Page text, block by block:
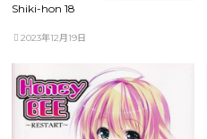
Shiki-hon 18
2023年12月19日